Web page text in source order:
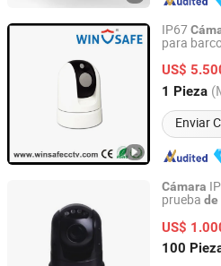
IP67
para
de
US$
1 Pieza
Enviar
Shenzhen Winsafe Technology
Guangdong, China
Cámara
prueba de
US$
100
Hangzhou Forchar Tech Co., Ltd.
Zhejiang, China